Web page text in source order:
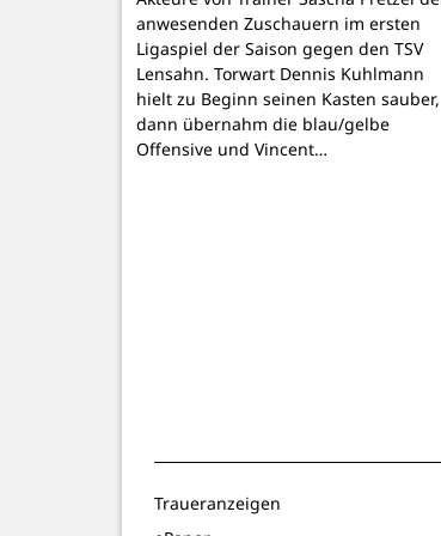
anwesenden Zuschauern im ersten
Ligaspiel der Saison gegen den TSV
Lensahn. Torwart Dennis Kuhlmann
hielt zu Beginn seinen Kasten sauber,
dann übernahm die blau/gelbe
Offensive und Vincent…
Traueranzeigen